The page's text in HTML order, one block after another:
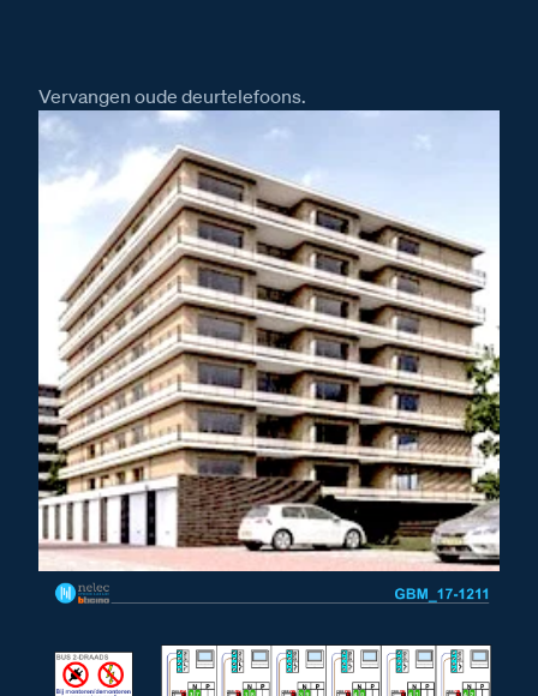
Installatiewijzer DZ-Rel
Installatiewijzer E-65 voeding
Installatiewijzer E-67 voeding
Afmetingen
Afmetingen van het Serie 140V deurstation
Afmetingen van het DZ-Rel relais
Afmetingen van de VV Videoverdeler
Afmetingen van de videofoon M-50b Classe 100
Afmetingen van de E-65 voeding
Afmetingen van de E-67 voeding
Vervangen oude deurtelefoons.